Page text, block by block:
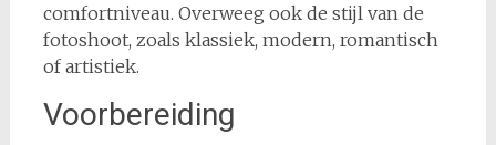
comfortniveau. Overweeg ook de stijl van de
fotoshoot, zoals klassiek, modern, romantisch
of artistiek.
Voorbereiding